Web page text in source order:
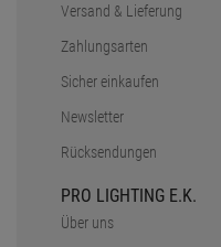
Versand & Lieferung
Zahlungsarten
Sicher einkaufen
Newsletter
Rücksendungen
PRO LIGHTING E.K.
Über uns